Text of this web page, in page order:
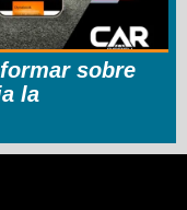
sobre
la